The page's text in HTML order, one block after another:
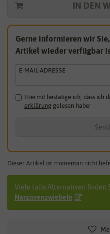
IN DEN
Gerne informieren wir
Artikel wieder verfügbar
E-MAIL-ADRESSE
Hiermit bestätige ich, dass ich
erklärunggelesen habe.*
Dieser Artikel ist momentan nicht
Viele tolle Alternativen finden
Narzissenzwiebeln